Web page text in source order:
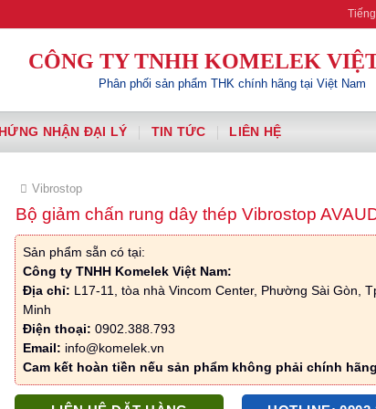
Komelek |
CÔNG TY TNHH KOMELEK
Phân phối sản phẩm THK chính hãng tại Việt Nam
NHẬN ĐẠI LÝ TIN TỨC LIÊN HỆ
Vibrostop
Bộ giảm chấn rung dây thép Vibrostop
Sản phẩm sẵn có tại:
Công ty TNHH Komelek Việt Nam:
Địa chỉ: L17-11, tòa nhà Vincom Center, Phường Sài Gòn,
Minh
Điện thoại: 0902.388.793
Email: info@komelek.vn
Cam kết hoàn tiền nếu sản phẩm không phải chính hãng